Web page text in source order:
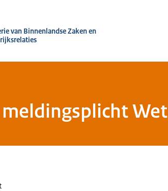
van Binnenlandse Zaken en
Wet